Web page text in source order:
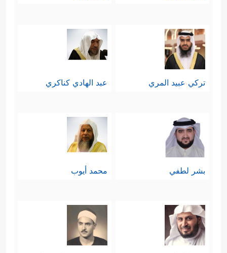
تركي عبيد المري عبد الهادي كناكري
بشر لطفي محمد أيوب